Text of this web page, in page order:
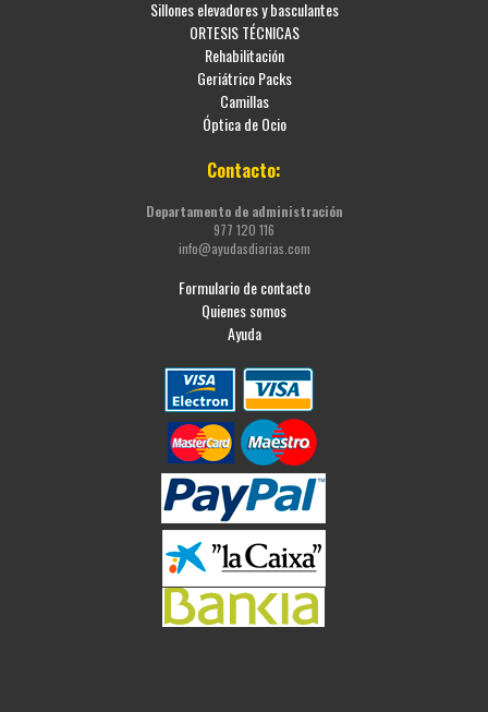
Sillones elevadores y basculantes
ORTESIS TÉCNICAS
Rehabilitación
Geriátrico Packs
Camillas
Óptica de Ocio
Contacto:
Departamento de administración
977 120 116
info@ayudasdiarias.com
Formulario de contacto
Quienes somos
Ayuda